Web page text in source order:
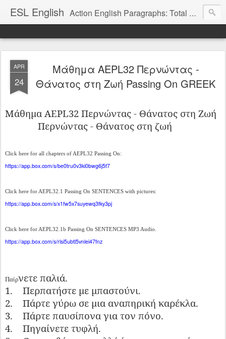
ESL English Action English Paragraphs: Total Physical Response (TPR) Paragraphs for the High School and Adult Language Student
APR
24
Μάθημα AEPL32 Περνώντας -
Θάνατος στη Ζωή Passing On GREEK
Μάθημα AEPL32 Περνώντας - Θάνατος στη Ζωή
Περνώντας - Θάνατος στη ζωή
Click here for all chapters of AEPL32 Passing On:
https://app.box.com/s/be0tru0v3ki0bwg6j5f7
Click here for AEPL32.1 Passing On SENTENCES with pictures:
https://app.box.com/s/x1fw5x7suyewq3fky3pj
Click here for AEPL32.1b Passing On SENTENCES MP3 Audio.
https://app.box.com/s/rlsi5ubtl5vnlei47fnz
Παίρνετε παλιά.
1.
Περπατήστε με μπαστούνι.
2.
Πάρτε γύρω σε μια αναπηρική καρέκλα.
3.
Πάρτε παυσίπονα για τον πόνο.
4.
Πηγαίνετε τυφλή.